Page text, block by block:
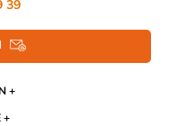
39